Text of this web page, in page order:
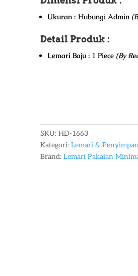
Ukuran : Hubungi Admin
Detail Produk :
Lemari Baju : 1 Piece (By
SKU: HD-1663
Kategori: Lemari &
Brand: Lemari Pakaian